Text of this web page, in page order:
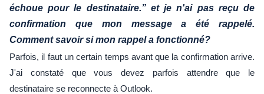
échoue pour le destinataire.” etje n'ai pas reçu de
confirmation que mon message a été rappelé.
Comment savoir si mon rappel a fonctionné?
Parfois, il faut un certain temps avant que la confirmation arrive.
J'ai constaté que vous devez parfois attendre que le
destinataire se reconnecte à Outlook.